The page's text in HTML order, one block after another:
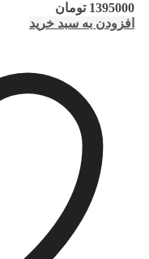
1395000 تومان
افزودن به سبد خرید